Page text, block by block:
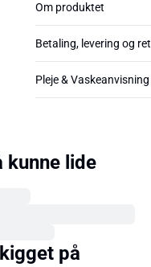
Om produktet
Betaling, levering og
Pleje & Vaskeanvisning
kunne lide
på